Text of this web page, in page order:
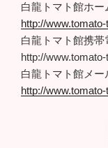
白龍トマト館ホー
http://
白龍トマト館携
http://
白龍トマト館メー
http://